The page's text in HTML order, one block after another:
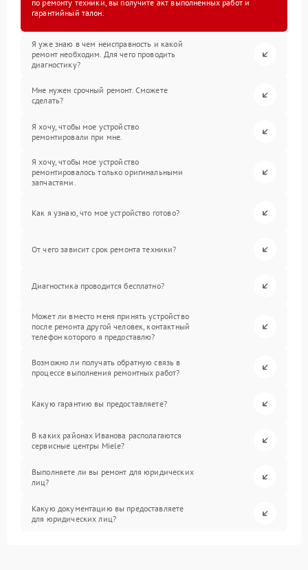
по ремонту техники, вы получите акт выполненных работ и
гарантийный талон.
Я уже знаю в чем неисправность и какой
ремонт необходим. Для чего проводить
диагностику?
Мне нужен срочный ремонт. Сможете
сделать?
Я хочу, чтобы мое устройство
ремонтировали при мне.
Я хочу, чтобы мое устройство
ремонтировалось только оригинальными
запчастями.
Как я узнаю, что мое устройство готово?
От чего зависит срок ремонта техники?
Диагностика проводится бесплатно?
Может ли вместо меня принять устройство
после ремонта другой человек, контактный
телефон которого я предоставлю?
Возможно ли получать обратную связь в
процессе выполнения ремонтных работ?
Какую гарантию вы предоставляете?
В каких районах Иванова располагаются
сервисные центры Miele?
Выполняете ли вы ремонт для юридических
лиц?
Какую документацию вы предоставляете
для юридических лиц?